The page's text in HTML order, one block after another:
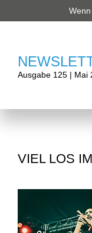
Ausgabe 125 | Mai
VIEL LOS